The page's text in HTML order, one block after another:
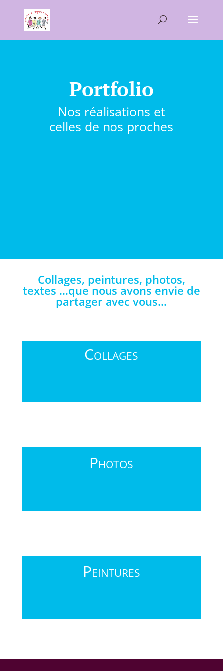
Portfolio
Nos réalisations et
celles de nos proches
Collages, peintures, photos,
textes …que nous avons envie de
partager avec vous…
Collages
Photos
Peintures